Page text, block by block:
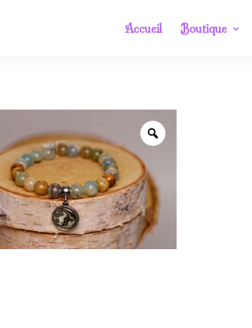
Accueil Boutique
Zoom